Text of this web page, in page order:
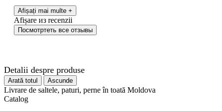
Afișați mai multe +
Afișare из recenzii
Посмотртеть все отзывы
Detalii despre produse
Arată totul Ascunde
Livrare de saltele, paturi, perne în toată Moldova
Catalog